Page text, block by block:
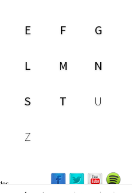
E F G
L M N
S T U
Z